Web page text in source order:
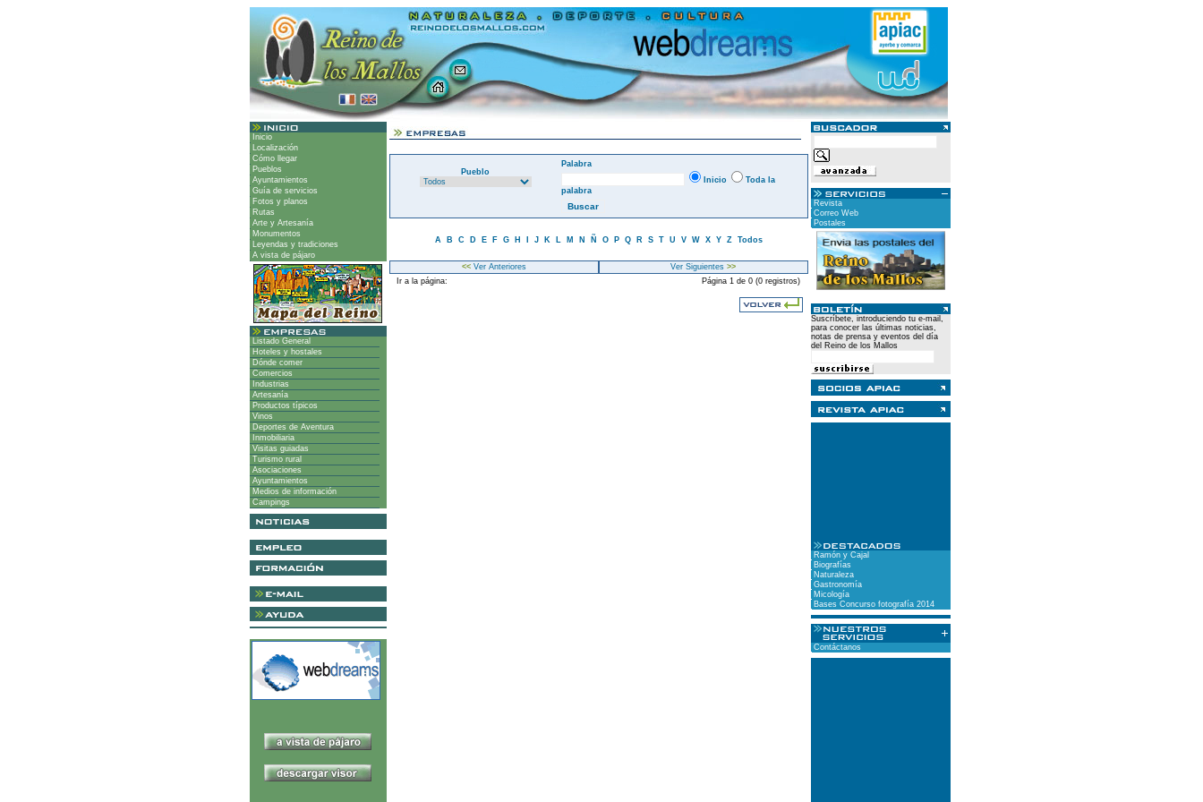
Inicio
Localización
Cómo llegar
Pueblos
Ayuntamientos
Guía de servicios
Fotos y planos
Rutas
Arte y Artesanía
Monumentos
Leyendas y tradiciones
A vista de pájaro
Listado General
Hoteles y hostales
Dónde comer
Comercios
Industrias
Artesanía
Productos típicos
Vinos
Deportes de Aventura
Inmobiliaria
Visitas guiadas
Turismo rural
Asociaciones
Ayuntamientos
Medios de información
Campings
Pueblo
Palabra
Inicio
Toda la
palabra
A B C D E F G H J K L M N Ñ O P Q R S T U V W X Y Z Todos
<<Ver Anteriores Ver Siguientes >>
Ir a la página:
Página 1 de 0 (0 registros)
Revista
Correo Web
Postales
Suscríbete, introduciendo tu e-mail,
para conocer las últimas noticias,
notas de prensa y eventos del día
del Reino de los Mallos
Ramón y Cajal
Biografías
Naturaleza
Gastronomía
Micología
Bases Concurso fotografía 2014
Contáctanos